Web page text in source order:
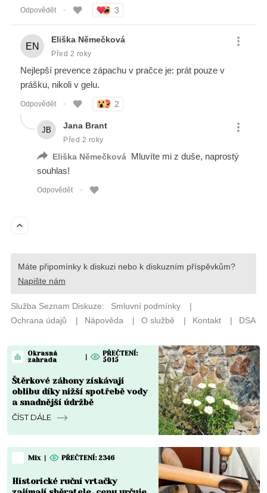
Okrasná
zahrada
|
PŘEČTENÍ:
5015
Štěrkové záhony získávají
oblibu díky nižší spotřebě vody
a snadnější údržbě
ČÍST DÁLE
Mix | PŘEČTENÍ: 2346
Historické ruční vrtačky